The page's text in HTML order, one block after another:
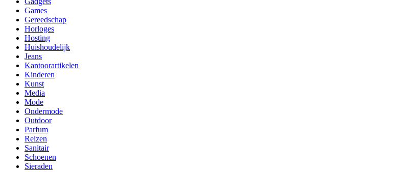
Games
Gereedschap
Horloges
Hosting
Huishoudelijk
Jeans
Kantoorartikelen
Kinderen
Kunst
Media
Mode
Ondermode
Outdoor
Parfum
Reizen
Sanitair
Schoenen
Sieraden